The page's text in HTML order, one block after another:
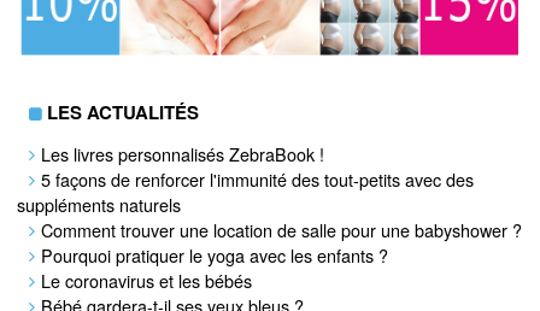
LES ACTUALITÉS
Les livres personnalisés ZebraBook !
5 façons de renforcer l'immunité des tout-petits avec des
suppléments naturels
Comment trouver une location de salle pour une babyshower ?
Pourquoi pratiquer le yoga avec les enfants ?
Le coronavirus et les bébés
Bébé gardera-t-il ses yeux bleus ?